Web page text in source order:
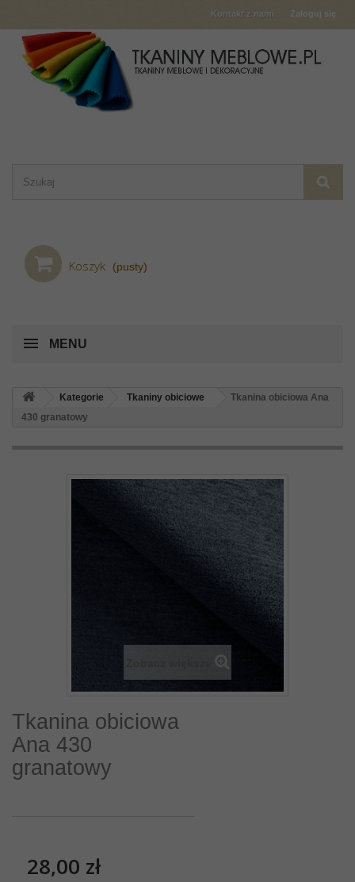
Zaloguj się
Kontakt z nami
Koszyk (pusty)
MENU
Kategorie Tkaniny obiciowe
Tkanina obiciowa Ana
430 granatowy
Tkanina obiciowa
Ana 430
granatowy
28,00 zł